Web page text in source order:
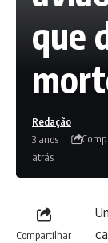
que
Redação
3 anos
atrás
Compartilhar